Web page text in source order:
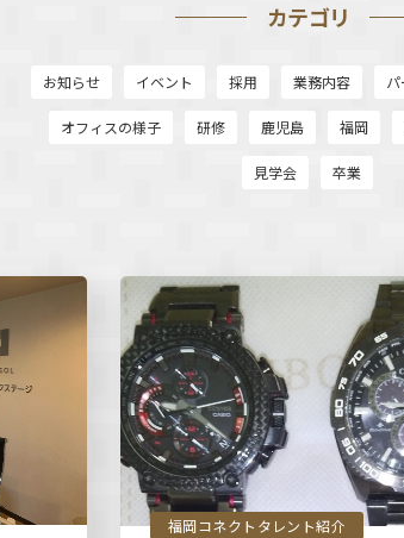
カテゴリ
お知らせ イベント 採用 業務内容
オフィスの様子 研修 鹿児島 福岡
見学会 卒業
福岡コネクトタレント紹介